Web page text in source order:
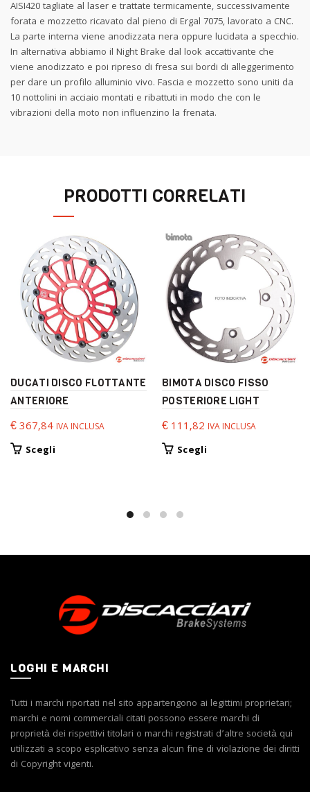
AISI420 tagliate al laser e trattate termicamente, successivamente
forata e mozzetto ricavato dal pieno di Ergal 7075, lavorato a CNC.
La parte interna viene anodizzata nera oppure lucidata a specchio.
In alternativa abbiamo il Night Brake dal look accattivante che
viene anodizzato e poi ripreso di fresa sui bordi di alleggerimento
per dare un profilo alluminio vivo. Fascia e mozzetto sono uniti da
10 nottolini in acciaio montati e ribattuti in modo che con le
vibrazioni della moto non influenzino la frenata.
PRODOTTI CORRELATI
DUCATI DISCO FLOTTANTE
ANTERIORE
€367,84 IVA INCLUSA
ScegliQuesto
possono
nella
pagina
del
BIMOTA DISCO FISSO
POSTERIORE LIGHT
€111,82 IVA INCLUSA
ScegliQuesto
possono
nella
pagina
del
LOGHI E MARCHI
Tutti i marchi riportati nel sito appartengono ai legittimi proprietari;
marchi e nomi commerciali citati possono essere marchi di
proprietà dei rispettivi titolari o marchi registrati d’altre società qui
utilizzati a scopo esplicativo senza alcun fine di violazione dei diritti
di Copyright vigenti.